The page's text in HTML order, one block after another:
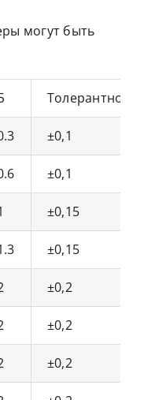
могут быть
Толерантность
±0,1
±0,1
±0,15
±0,15
±0,2
±0,2
±0,2